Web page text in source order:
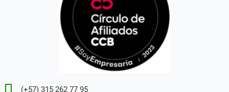
(+57) 315 262 77 95